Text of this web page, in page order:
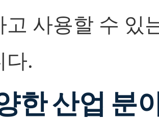
고 사용할 수 있
다.
한 산업 분